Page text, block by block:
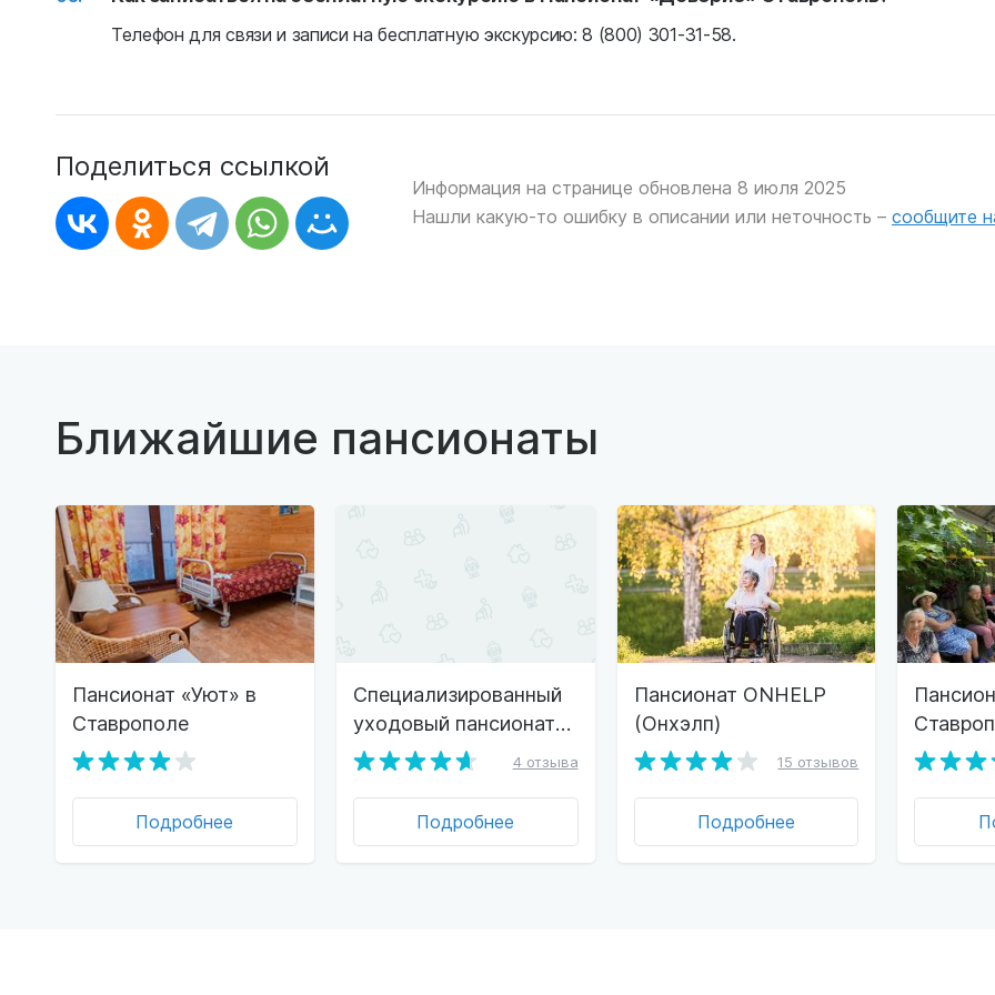
Телефон для связи и записи на бесплатную экскурсию: 8 (800) 301-31-58.
Поделиться ссылкой
Информация на странице обновлена 8 июля 2025
Нашли какую-то ошибку в описании или неточность – сообщите
Ближайшие пансионаты
Пансионат «Уют» в
Ставрополе
Подробнее
Специализированный
уходовый пансионат
«Исток» Ставрополь4 отзыва
Подробнее
Пансионат ONHELP
(Онхэлп)
15 отзывов
Подробнее